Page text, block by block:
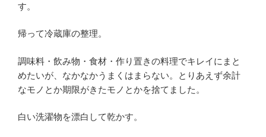
す。
帰って冷蔵庫の整理。
調味料・飲み物・食材・作り置きの料理でキレイにまと
めたいが、なかなかうまくはまらない。とりあえず余計
なモノとか期限がきたモノとかを捨てました。
白い洗濯物を漂白して乾かす。